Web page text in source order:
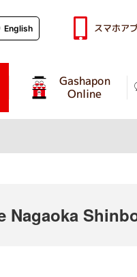
Gashapon
Online
English スマホア
Nagaoka